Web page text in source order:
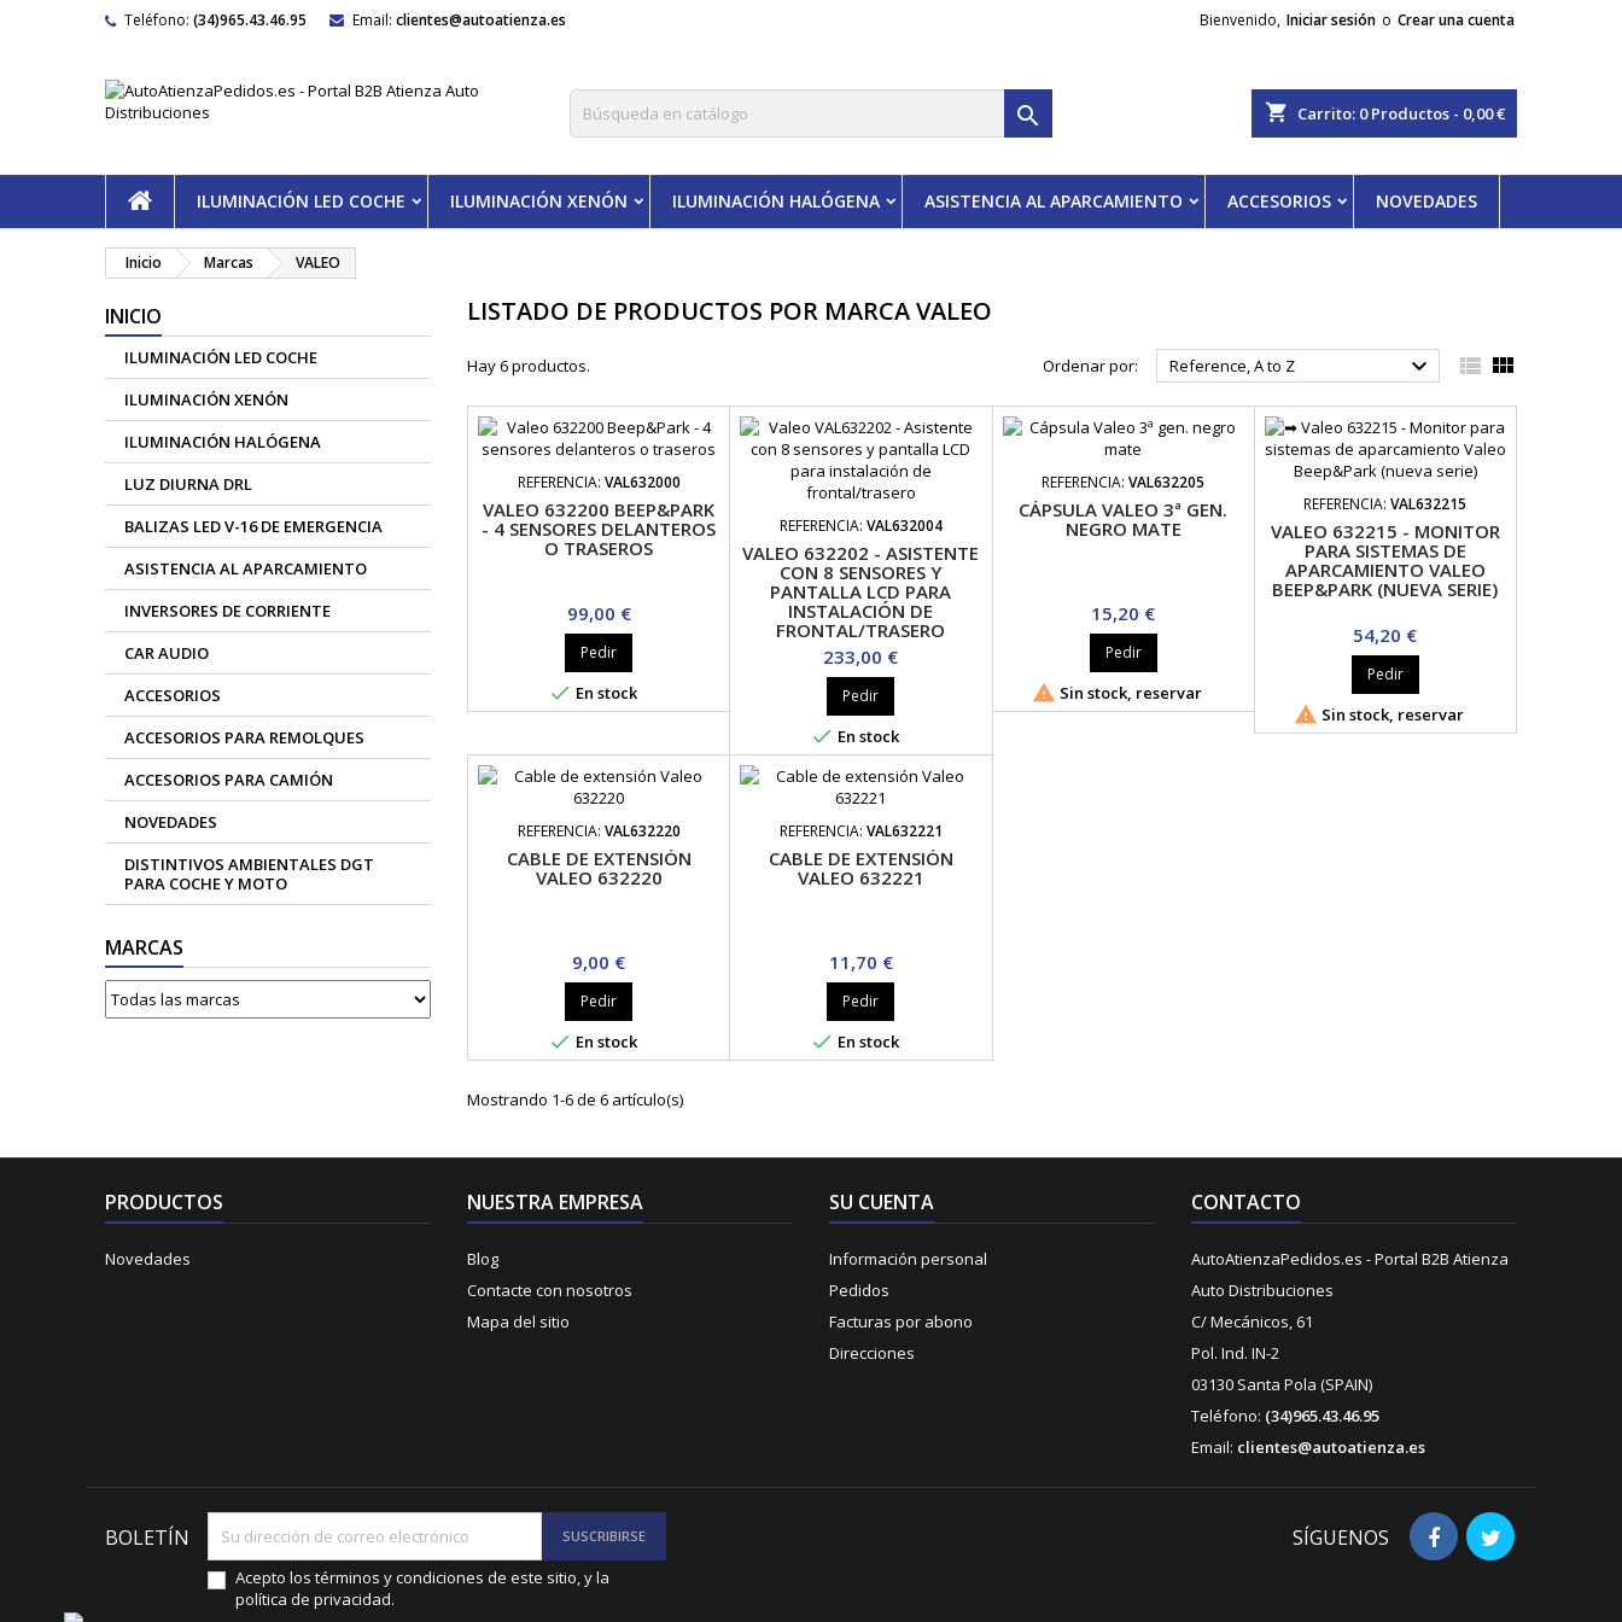
Teléfono: (34)965.43.46.95 Email: clientes@autoatienza.es Bienvenido, Iniciar sesión o Crear una cuenta
shopping_cart Carrito: 0Productos - 0,00 €

ILUMINACIÓN LED COCHE ILUMINACIÓN XENÓN ILUMINACIÓN HALÓGENA ASISTENCIA AL APARCAMIENTO ACCESORIOS NOVEDADES
Inicio Marcas VALEO
INICIO
ILUMINACIÓN LED COCHE
ILUMINACIÓN XENÓN
ILUMINACIÓN HALÓGENA
LUZ DIURNA DRL
BALIZAS LED V-16 DE EMERGENCIA
ASISTENCIA AL APARCAMIENTO
INVERSORES DE CORRIENTE
CAR AUDIO
ACCESORIOS
ACCESORIOS PARA REMOLQUES
ACCESORIOS PARA CAMIÓN
NOVEDADES
DISTINTIVOS AMBIENTALES DGT
PARA COCHE Y MOTO
MARCAS
LISTADO DE PRODUCTOS POR MARCA VALEO
Hay 6 productos. Ordenar por: Reference, A to Z   
REFERENCIA: VAL632000
VALEO 632200 BEEP&PARK
- 4 SENSORES DELANTEROS
O TRASEROS
Precio
99,00 €
Pedir
 En stock
REFERENCIA: VAL632004
VALEO 632202 - ASISTENTE
CON 8 SENSORES Y
PANTALLA LCD PARA
INSTALACIÓN DE
FRONTAL/TRASERO
Precio
233,00 €
Pedir
 En stock
REFERENCIA:VAL632205
CÁPSULA VALEO 3ª GEN.
NEGRO MATE
Precio
15,20 €
Pedir
 Sin stock, reservar
REFERENCIA:VAL632215
VALEO 632215 - MONITOR
PARA SISTEMAS DE
APARCAMIENTO VALEO
BEEP&PARK (NUEVA SERIE)
Precio
54,20 €
Pedir
 Sin stock, reservar
REFERENCIA: VAL632220
CABLE DE EXTENSIÓN
VALEO 632220
Precio
9,00 €
Pedir
 En stock
REFERENCIA: VAL632221
CABLE DE EXTENSIÓN
VALEO 632221
Precio
11,70 €
Pedir
 En stock
Mostrando 1-6 de 6 artículo(s)
PRODUCTOS
Novedades
NUESTRA EMPRESA
Blog
Contacte con nosotros
Mapa del sitio
SU CUENTA
Información personal
Pedidos
Facturas por abono
Direcciones
CONTACTO
AutoAtienzaPedidos.es - Portal B2B Atienza
Auto Distribuciones
C/ Mecánicos, 61
Pol. Ind. IN-2
03130 Santa Pola (SPAIN)
Teléfono: (34)965.43.46.95
Email: clientes@autoatienza.es
BOLETÍN
Acepto los términos y condiciones de este sitio, y la
política de privacidad.
SÍGUENOS